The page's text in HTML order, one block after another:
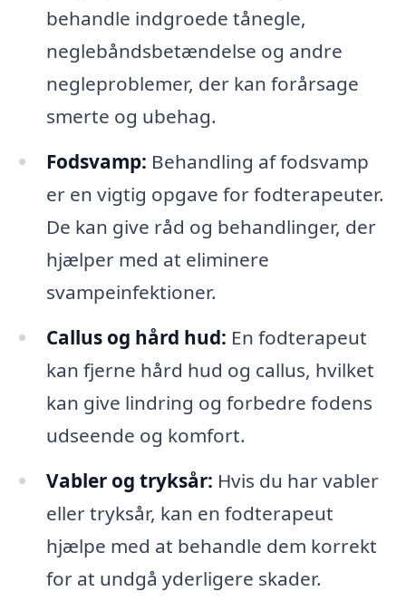
behandle indgroede tånegle,
neglebåndsbetændelse og andre
negleproblemer, der kan forårsage
smerte og ubehag.
Fodsvamp: Behandling af fodsvamp
er en vigtig opgave for fodterapeuter.
De kan give råd og behandlinger, der
hjælper med at eliminere
svampeinfektioner.
Callus og hård hud: En fodterapeut
kan fjerne hård hud og callus, hvilket
kan give lindring og forbedre fodens
udseende og komfort.
Vabler og tryksår: Hvis du har vabler
eller tryksår, kan en fodterapeut
hjælpe med at behandle dem korrekt
for at undgå yderligere skader.